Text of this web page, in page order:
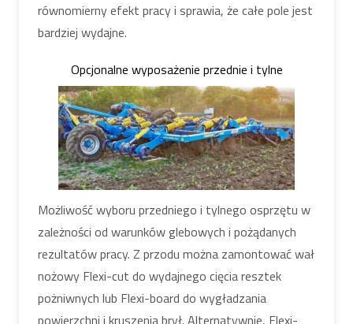
równomierny efekt pracy i sprawia, że całe pole jest
bardziej wydajne.
Opcjonalne wyposażenie przednie i tylne
Możliwość wyboru przedniego i tylnego osprzętu w
zależności od warunków glebowych i pożądanych
rezultatów pracy. Z przodu można zamontować wał
nożowy Flexi-cut do wydajnego cięcia resztek
pożniwnych lub Flexi-board do wygładzania
powierzchni i kruszenia brył. Alternatywnie, Flexi-